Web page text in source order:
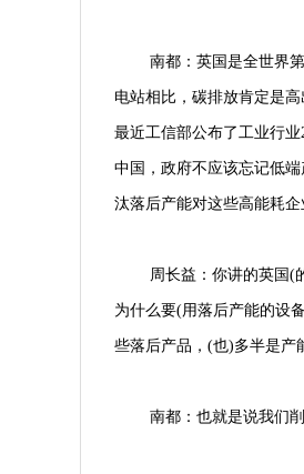
南都：英国是全世界
电站相比，碳排放肯定是
最近工信部公布了工业行
中国，政府不应该忘记低
汰落后产能对这些高能耗企
周长益：你讲的英国(
为什么要(用落后产能的设
些落后产品，(也)多半是产
南都：也就是说我们